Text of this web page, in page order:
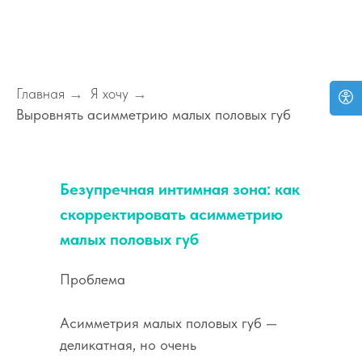
Главная → Я хочу →
Выровнять асимметрию малых половых губ
Проблема
Асимметрия малых половых губ —
деликатная, но очень
Безупречная интимная зона: как
скорректировать асимметрию
малых половых губ